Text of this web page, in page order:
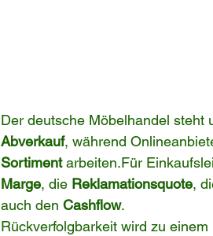
Der deutsche Möbelhandel steht
Abverkauf, während
Sortiment arbeiten.Für
Marge, die Reklamationsquote,
auch den Cashflow.
Rückverfolgbarkeit wird zu